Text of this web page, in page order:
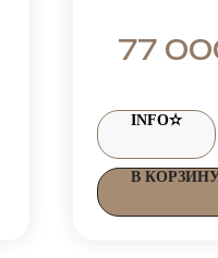
ЕНОТА
77
INFO✫
В